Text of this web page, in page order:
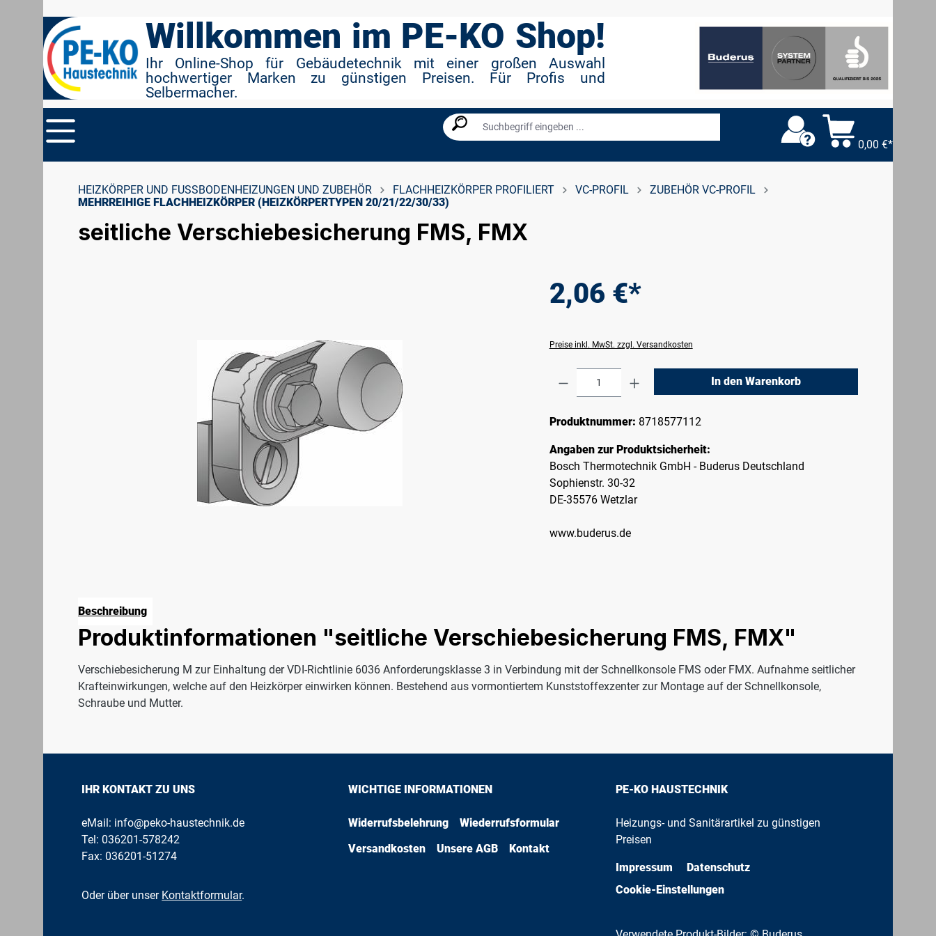
Suche springen
Willkommen im PE-KO Shop!
Ihr Online-Shop für Gebäudetechnik mit einer großen Auswahl
hochwertiger Marken zu günstigen Preisen. Für Profis und
Selbermacher.
0,00 €*
HEIZKÖRPER UND FUSSBODENHEIZUNGEN UND ZUBEHÖR FLACHHEIZKÖRPER PROFILIERT VC-PROFIL
ZUBEHÖR VC-PROFIL
MEHRREIHIGE FLACHHEIZKÖRPER (HEIZKÖRPERTYPEN 20/21/22/30/33)
seitliche Verschiebesicherung FMS, FMX
2,06 €*
Preise inkl. MwSt. zzgl. Versandkosten
Produkt Anzahl: Gib den gewünschten Wert ein
In den Warenkorb
Produktnummer: 8718577112
Angaben zur Produktsicherheit:
Bosch Thermotechnik GmbH - Buderus Deutschland
Sophienstr. 30-32
DE-35576 Wetzlar
www.buderus.de
Beschreibung
Produktinformationen "seitliche Verschiebesicherung FMS, FMX"
Verschiebesicherung M zur Einhaltung der VDI-Richtlinie 6036 Anforderungsklasse 3 in Verbindung mit der Schnellkonsole FMS oder FMX. Aufnahme seitlicher
Krafteinwirkungen, welche auf den Heizkörper einwirken können. Bestehend aus vormontiertem Kunststoffexzenter zur Montage auf der Schnellkonsole,
Schraube und Mutter.
IHR KONTAKT ZU UNS
eMail: info@peko-haustechnik.de
Tel:036201-578242
Fax: 036201-51274
Oder über unser Kontaktformular.
WICHTIGE INFORMATIONEN
Widerrufsbelehrung
Wiederrufsformular
Versandkosten
Unsere AGB Kontakt
PE-KO HAUSTECHNIK
Heizungs- und Sanitärartikel zu günstigen
Preisen
Impressum
Datenschutz
Cookie-Einstellungen